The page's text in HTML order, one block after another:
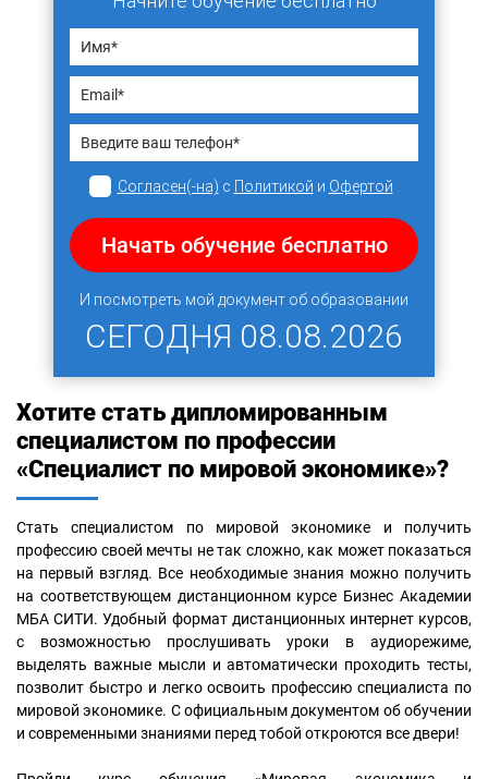
Согласен(-на) с Политикой и Офертой
Начать обучение бесплатно
И посмотреть мой документ об образовании
СЕГОДНЯ 08.08.2026
Хотите стать дипломированным
специалистом по профессии
«Специалист по мировой экономике»?
Стать специалистом по мировой экономике и получить
профессию своей мечты не так сложно, как может показаться
на первый взгляд. Все необходимые знания можно получить
на соответствующем дистанционном курсе Бизнес Академии
МБА СИТИ. Удобный формат дистанционных интернет курсов,
с возможностью прослушивать уроки в аудиорежиме,
выделять важные мысли и автоматически проходить тесты,
позволит быстро и легко освоить профессию специалиста по
мировой экономике. С официальным документом об обучении
и современными знаниями перед тобой откроются все двери!